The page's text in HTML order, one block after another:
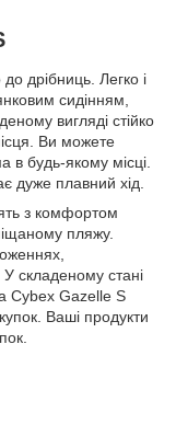
дрібниць. Легко і
сидінням,
вигляді стійко
Ви можете
в будь-якому місці.
дуже плавний хід.
з комфортом
пляжу.
У складеному стані
Cybex Gazelle S
Ваші продукти